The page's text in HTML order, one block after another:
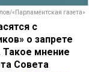
«Парламентская газета»
с
о запрете
Такое мнение
Совета